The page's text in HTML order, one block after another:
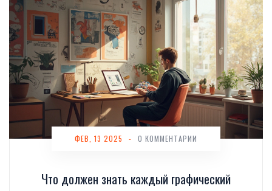
Что должен знать каждый графический
ФЕВ, 13 2025 - 0 КОММЕНТАРИИ